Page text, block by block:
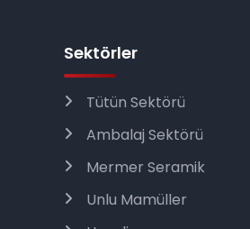
Sektörler
Tütün Sektörü
Ambalaj Sektörü
Mermer Seramik
Unlu Mamüller